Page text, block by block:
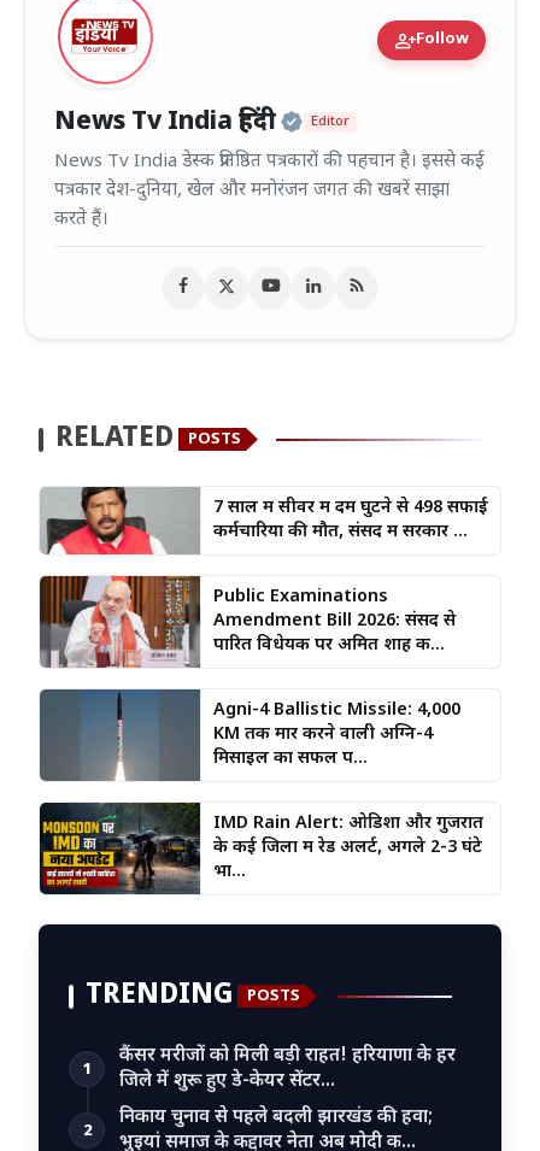
person_addFollow
News Tv India हिंदी Official | Verified
Editor
News Tv India डेस्क प्रतिष्ठित पत्रकारों की पहचान है। इससे कई
पत्रकार देश-दुनिया, खेल और मनोरंजन जगत की खबरें साझा
करते हैं।
RELATED POSTS
7 साल में सीवर में दम घुटने से 498 सफाई
कर्मचारियों की मौत, संसद में सरकार ...
Public Examinations
Amendment Bill 2026: संसद से
पारित विधेयक पर अमित शाह क...
Agni-4 Ballistic Missile: 4,000
KM तक मार करने वाली अग्नि-4
मिसाइल का सफल प...
IMD Rain Alert: ओडिशा और गुजरात
के कई जिलों में रेड अलर्ट, अगले 2-3 घंटे
भा...
TRENDING POSTS
1
कैंसर मरीजों को मिली बड़ी राहत! हरियाणा के हर
जिले में शुरू हुए डे-केयर सेंटर…
2
निकाय चुनाव से पहले बदली झारखंड की हवा;
भुइयां समाज के कद्दावर नेता अब मोदी क…